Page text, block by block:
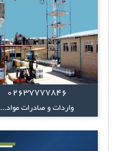
02637777846
واردات و صادرات مواد...